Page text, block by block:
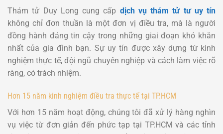
Thám tử Duy Long cung cấp dịch vụ thám tử tư uy tín
không chỉ đơn thuần là một đơn vị điều tra, mà là người
đồng hành đáng tin cậy trong những giai đoạn khó khăn
nhất của gia đình bạn. Sự uy tín được xây dựng từ kinh
nghiệm thực tế, đội ngũ chuyên nghiệp và cách làm việc rõ
ràng, có trách nhiệm.
Hơn 15 năm kinh nghiệm điều tra thực tế tại TP.HCM
Với hơn 15 năm hoạt động, chúng tôi đã xử lý hàng nghìn
vụ việc từ đơn giản đến phức tạp tại TP.HCM và các tỉnh